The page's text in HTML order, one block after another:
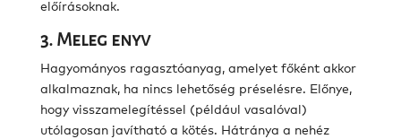
előírásoknak.
3. Meleg enyv
Hagyományos ragasztóanyag, amelyet főként akkor
alkalmaznak, ha nincs lehetőség préselésre. Előnye,
hogy visszamelegítéssel (például vasalóval)
utólagosan javítható a kötés. Hátránya a nehéz